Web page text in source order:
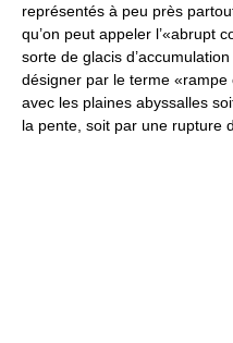
représentés à peu près
qu’on peut appeler l’«abrupt
sorte de glacis
désigner par le terme
avec les plaines abyssalles
la pente, soit par une rupture